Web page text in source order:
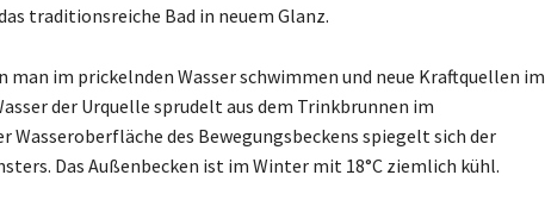
traditionsreiche Bad in neuem Glanz.
man im prickelnden Wasser schwimmen und neue Kraftquellen im
der Urquelle sprudelt aus dem Trinkbrunnen im
Wasseroberfläche des Bewegungsbeckens spiegelt sich der
Das Außenbecken ist im Winter mit 18°C ziemlich kühl.